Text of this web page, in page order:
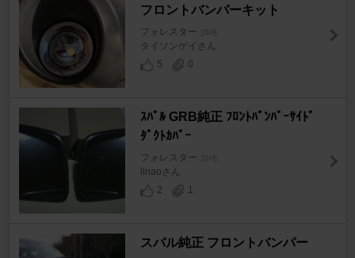
フロントバンパーキット
フォレスター [SH]
タイソンゲイさん
5
0
ｽﾊﾞﾙ GRB純正 ﾌﾛﾝﾄﾊﾞﾝﾊﾟｰｻｲﾄﾞ
ﾀﾞｸﾄｶﾊﾞｰ
フォレスター [SH]
linaoさん
2
1
スバル純正 フロントバンパー